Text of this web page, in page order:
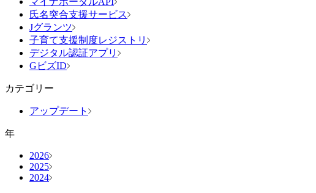
氏名突合支援サービス
Jグランツ
子育て支援制度レジストリ
デジタル認証アプリ
GビズID
カテゴリー
アップデート
年
2026
2025
2024